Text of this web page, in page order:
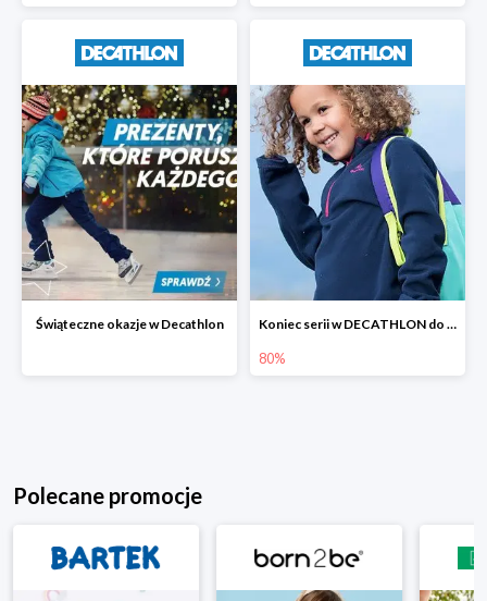
Świąteczne okazje w Decathlon Koniec serii w DECATHLON do -80%
80%
Polecane promocje